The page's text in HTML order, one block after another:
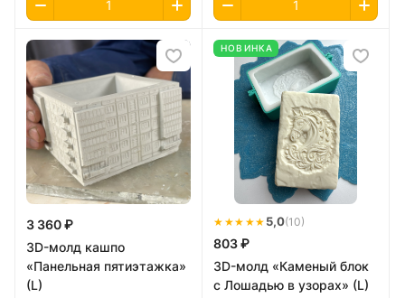
3 360 ₽
3D-молд кашпо
«Панельная пятиэтажка»
(L)
НОВИНКА
★★★★★ 5,0(10)
803 ₽
3D-молд «Каменый блок
с Лошадью в узорах» (L)